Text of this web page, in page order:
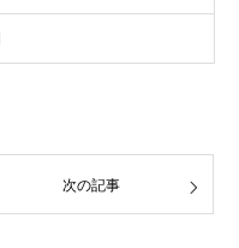
次の記事